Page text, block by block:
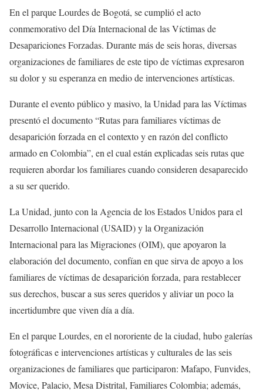
En el parque Lourdes de Bogotá, se cumplió el acto
conmemorativo del Día Internacional de las Víctimas de
Desapariciones Forzadas. Durante más de seis horas, diversas
organizaciones de familiares de este tipo de víctimas expresaron
su dolor y su esperanza en medio de intervenciones artísticas.
Durante el evento público y masivo, la Unidad para las Víctimas
presentó el documento “Rutas para familiares víctimas de
desaparición forzada en el contexto y en razón del conflicto
armado en Colombia”, en el cual están explicadas seis rutas que
requieren abordar los familiares cuando consideren desaparecido
a su ser querido.
La Unidad, junto con la Agencia de los Estados Unidos para el
Desarrollo Internacional (USAID) y la Organización
Internacional para las Migraciones (OIM), que apoyaron la
elaboración del documento, confían en que sirva de apoyo a los
familiares de víctimas de desaparición forzada, para restablecer
sus derechos, buscar a sus seres queridos y aliviar un poco la
incertidumbre que viven día a día.
En el parque Lourdes, en el nororiente de la ciudad, hubo galerías
fotográficas e intervenciones artísticas y culturales de las seis
organizaciones de familiares que participaron: Mafapo, Funvides,
Movice, Palacio, Mesa Distrital, Familiares Colombia; además,